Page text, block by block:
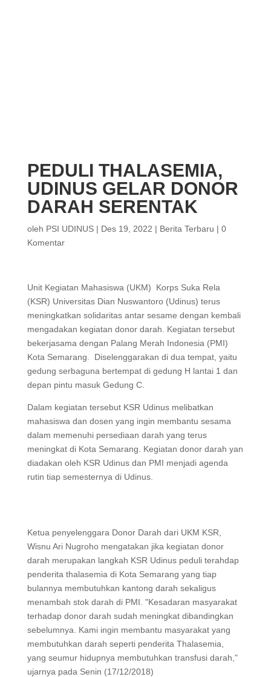
PEDULI THALASEMIA,
UDINUS GELAR DONOR
DARAH SERENTAK
oleh PSI UDINUS| Des 19, 2022 | Berita Terbaru | 0
Komentar
Unit Kegiatan Mahasiswa (UKM) Korps Suka Rela
(KSR) Universitas Dian Nuswantoro (Udinus) terus
meningkatkan solidaritas antar sesame dengan kembali
mengadakan kegiatan donor darah. Kegiatan tersebut
bekerjasama dengan Palang Merah Indonesia (PMI)
Kota Semarang. Diselenggarakan di dua tempat, yaitu
gedung serbaguna bertempat di gedung H lantai 1 dan
depan pintu masuk Gedung C.
Dalam kegiatan tersebut KSR Udinus melibatkan
mahasiswa dan dosen yang ingin membantu sesama
dalam memenuhi persediaan darah yang terus
meningkat di Kota Semarang. Kegiatan donor darah yan
diadakan oleh KSR Udinus dan PMI menjadi agenda
rutin tiap semesternya di Udinus.
Ketua penyelenggara Donor Darah dari UKM KSR,
Wisnu Ari Nugroho mengatakan jika kegiatan donor
darah merupakan langkah KSR Udinus peduli terahdap
penderita thalasemia di Kota Semarang yang tiap
bulannya membutuhkan kantong darah sekaligus
menambah stok darah di PMI. "Kesadaran masyarakat
terhadap donor darah sudah meningkat dibandingkan
sebelumnya. Kami ingin membantu masyarakat yang
membutuhkan darah seperti penderita Thalasemia,
yang seumur hidupnya membutuhkan transfusi darah,"
ujarnya pada Senin (17/12/2018)